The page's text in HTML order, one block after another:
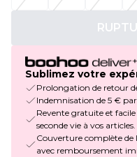
Sublimez votre
Prolongation de retour
Indemnisation de 5 €
Revente gratuite et
seconde vie à vos articles.
Couverture complète
avec remboursement